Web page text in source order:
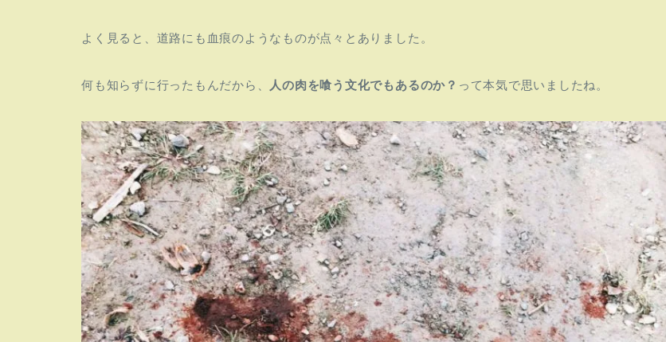
よく見ると、道路にも血痕のようなものが点々とありました。
何も知らずに行ったもんだから、 人の肉を喰う文化でもあるのか？ って本気で思いましたね。